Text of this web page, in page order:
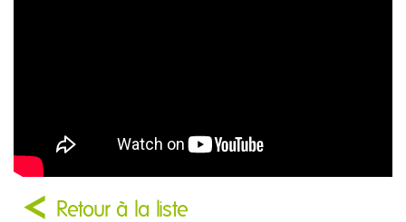
Retour à la liste